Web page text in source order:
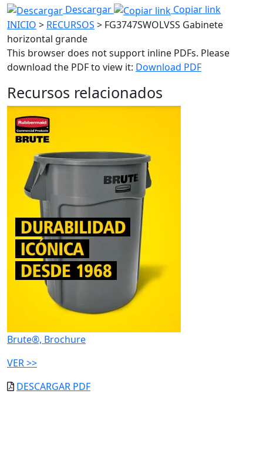
Descargar
Copiar link
INICIO > RECURSOS > FG3747SWOLVSS Gabinete
horizontal grande
This browser does not support inline PDFs. Please
download the PDF to view it: Download PDF
Recursos relacionados
Brute®, Brochure
VER >>
DESCARGAR PDF